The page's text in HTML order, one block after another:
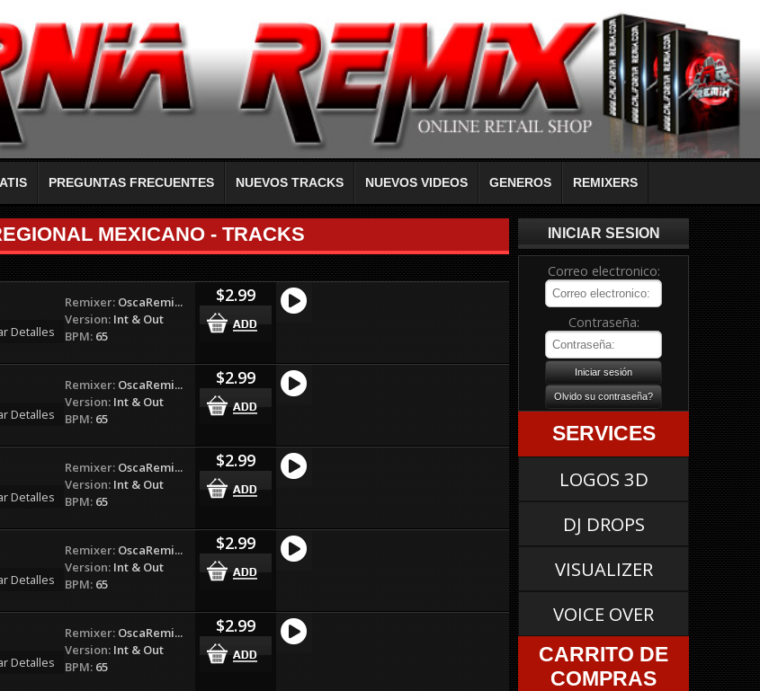
PREGUNTAS FRECUENTES NUEVOS TRACKS NUEVOS VIDEOS GENEROS REMIXERS
MEXICANO - TRACKS
Detalles
Remixer: OscaRemi...
Version: Int & Out
BPM: 65
$2.99
Detalles
Remixer: OscaRemi...
Version: Int & Out
BPM: 65
$2.99
Detalles
Remixer: OscaRemi...
Version: Int & Out
BPM: 65
$2.99
Detalles
Remixer: OscaRemi...
Version: Int & Out
BPM: 65
$2.99
Detalles
Remixer: OscaRemi...
Version: Int & Out
BPM: 65
$2.99
INICIAR SESION
Correo electronico:
Contraseña:
SERVICES
LOGOS 3D
DJ DROPS
VISUALIZER
VOICE OVER
CARRITO DE
COMPRAS